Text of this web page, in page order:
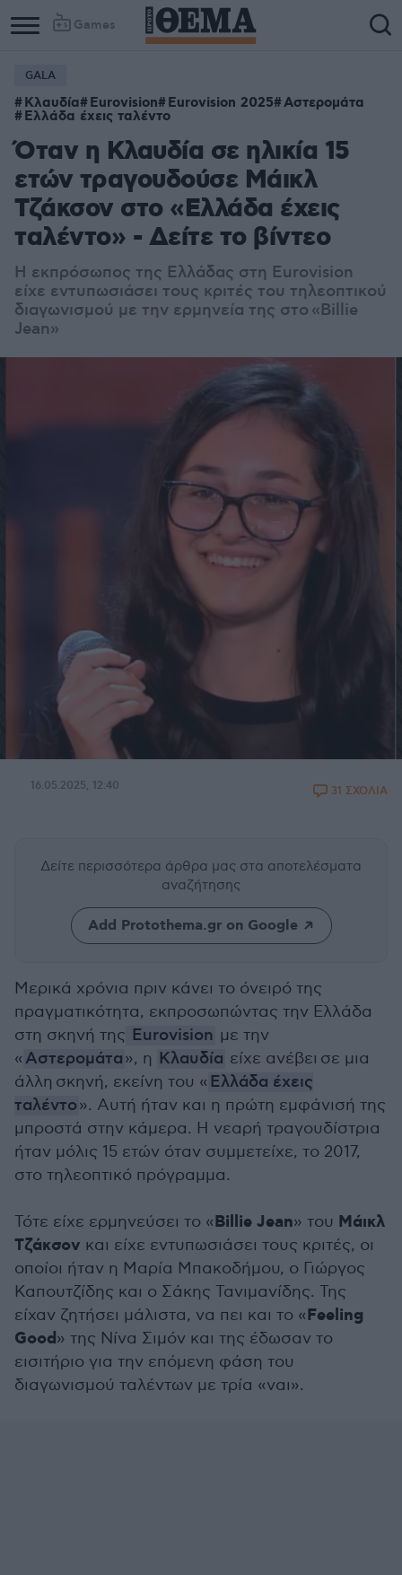
Games
GALA
Κλαυδία Eurovision Eurovision 2025 Αστερομάτα
Ελλάδα έχεις ταλέντο
Όταν η Κλαυδία σε ηλικία 15
ετών τραγουδούσε Μάικλ
Τζάκσον στο «Ελλάδα έχεις
ταλέντο» - Δείτε το βίντεο
Η εκπρόσωπος της Ελλάδας στη Eurovision
είχε εντυπωσιάσει τους κριτές του τηλεοπτικού
διαγωνισμού με την ερμηνεία της στο «Billie
Jean»
16.05.2025, 12:40 31 ΣΧΟΛΙΑ
Δείτε περισσότερα άρθρα μας στα αποτελέσματα
αναζήτησης
Add Protothema.gr on Google
Μερικά χρόνια πριν κάνει το όνειρό της
πραγματικότητα, εκπροσωπώντας την Ελλάδα
στη σκηνή της Eurovision με την
«Αστερομάτα», η Κλαυδία είχε ανέβει σε μια
άλλη σκηνή, εκείνη του « Ελλάδα έχεις
ταλέντο». Αυτή ήταν και η πρώτη εμφάνισή της
μπροστά στην κάμερα. Η νεαρή τραγουδίστρια
ήταν μόλις 15 ετών όταν συμμετείχε, το 2017,
στο τηλεοπτικό πρόγραμμα.
Τότε είχε ερμηνεύσει το «Billie Jean» του Μάικλ
Τζάκσον και είχε εντυπωσιάσει τους κριτές, οι
οποίοι ήταν η Μαρία Μπακοδήμου, ο Γιώργος
Καπουτζίδης και ο Σάκης Τανιμανίδης. Της
είχαν ζητήσει μάλιστα, να πει και το «Feeling
Good» της Νίνα Σιμόν και της έδωσαν το
εισιτήριο για την επόμενη φάση του
διαγωνισμού ταλέντων με τρία «ναι».